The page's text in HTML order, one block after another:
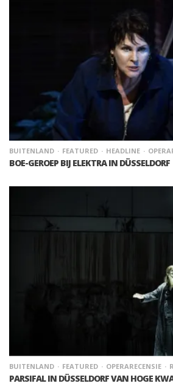
BUITENLAND FEATURED HEADLINE
BOE-GEROEP BIJ ELEKTRA IN DÜSSELDORF
BUITENLAND FEATURED OPERARECENSIE
PARSIFAL IN DÜSSELDORF VAN HOGE